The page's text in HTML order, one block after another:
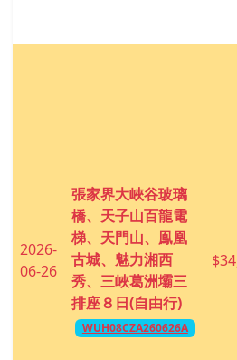
2026-
06-26
張家界大峽谷玻璃
橋、天子山百龍電
梯、天門山、鳯凰
古城、魅力湘西
秀、三峽葛洲壩三
排座８日(自由行)
WUH08CZA260626A